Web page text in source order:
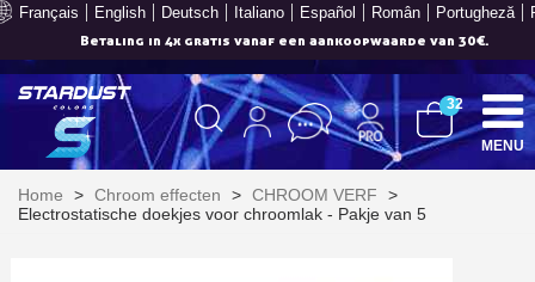
Français English Deutsch Italiano Español Român Portugheză
Betaling in 4x gratis vanaf een aankoopwaarde van 30€.
32
MENU
Home > Chroom effecten > CHROOM VERF
>
Electrostatische doekjes voor chroomlak - Pakje van 5